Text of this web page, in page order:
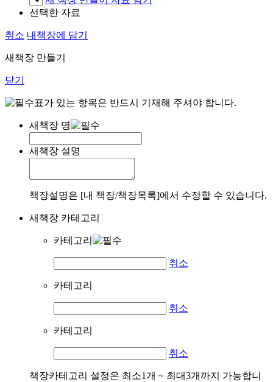
선택한 자료
취소 내책장에 담기
새책장 만들기
닫기
표가 있는 항목은 반드시 기재해 주셔야 합니다.
새책장 명
새책장 설명
책장설명은 [내 책장/책장목록]에서 수정할 수 있습니다.
새책장 카테고리
카테고리
취소
카테고리
취소
카테고리
취소
책장카테고리 설정은 최소1개 ~ 최대3개까지 가능합니